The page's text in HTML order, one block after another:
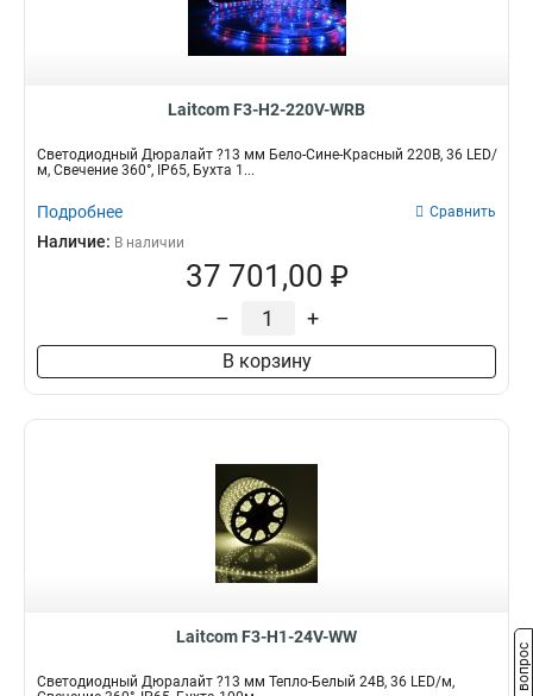
Laitcom F3-H2-220V-WRB
Светодиодный Дюралайт ?13 мм Бело-Сине-Красный 220В, 36 LED/
м, Свечение 360°, IP65, Бухта 1...
Подробнее Сравнить
Наличие: В наличии
37 701,00 ₽
– +
В корзину
Laitcom F3-H1-24V-WW
Светодиодный Дюралайт ?13 мм Тепло-Белый 24В, 36 LED/м,